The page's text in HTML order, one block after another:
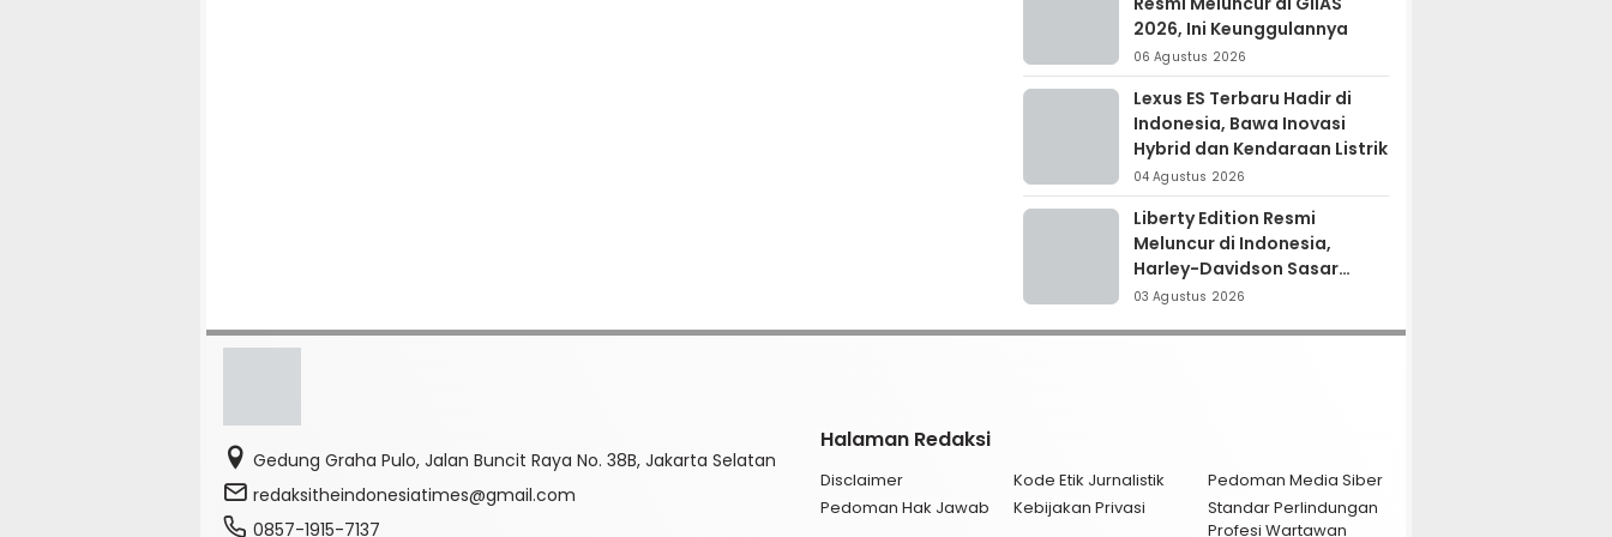
2026, Ini Keunggulannya
06 Agustus 2026
Lexus ES Terbaru Hadir di
Indonesia, Bawa Inovasi
Hybrid dan Kendaraan Listrik
04 Agustus 2026
Liberty Edition Resmi
Meluncur di Indonesia,
Harley-Davidson Sasar
Kolektor Motor Premium
03 Agustus 2026
Gedung Graha Pulo, Jalan Buncit Raya No. 38B, Jakarta Selatan
redaksitheindonesiatimes@gmail.com
0857-1915-7137
Halaman Redaksi
Disclaimer Kode Etik Jurnalistik
Pedoman Media Siber
Pedoman Hak Jawab
Kebijakan Privasi
Standar Perlindungan
Profesi Wartawan